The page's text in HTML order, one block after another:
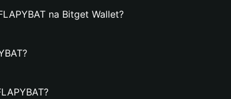
na Bitget Wallet?